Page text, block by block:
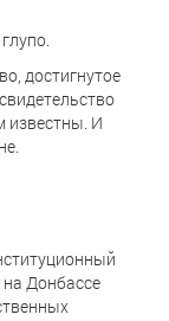
достигнутое
известны. И
на Донбассе